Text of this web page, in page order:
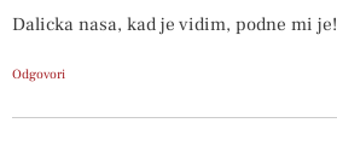
Dalicka nasa, kad je vidim, podne mi je!
Odgovori